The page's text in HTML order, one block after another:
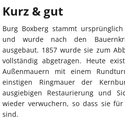
Kurz & gut
Burg Boxberg stammt
und wurde nach den
ausgebaut. 1857 wurde sie zum
vollständig abgetragen. Heute
Außenmauern mit einem
einstigen Ringmauer der
ausgiebigen Restaurierung und
wieder verwuchern, so dass sie
sind.